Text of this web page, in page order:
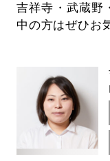
吉祥寺・武蔵野
中の方はぜひお